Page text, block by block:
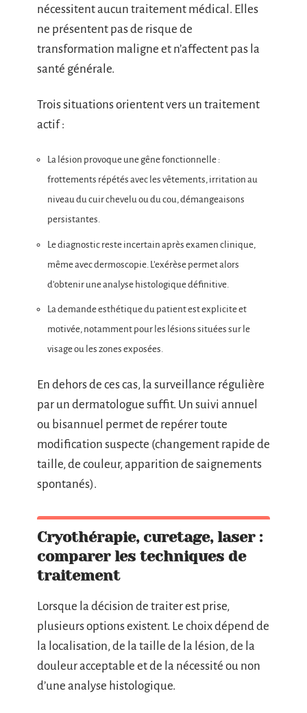
nécessitent aucun traitement médical. Elles
ne présentent pas de risque de
transformation maligne et n’affectent pas la
santé générale.
Trois situations orientent vers un traitement
actif :
La lésion provoque une gêne fonctionnelle :
frottements répétés avec les vêtements, irritation au
niveau du cuir chevelu ou du cou, démangeaisons
persistantes.
Le diagnostic reste incertain après examen clinique,
même avec dermoscopie. L’exérèse permet alors
d’obtenir une analyse histologique définitive.
La demande esthétique du patient est explicite et
motivée, notamment pour les lésions situées sur le
visage ou les zones exposées.
En dehors de ces cas, la surveillance régulière
par un dermatologue suffit. Un suivi annuel
ou bisannuel permet de repérer toute
modification suspecte (changement rapide de
taille, de couleur, apparition de saignements
spontanés).
Cryothérapie, curetage, laser :
comparer les techniques de
traitement
Lorsque la décision de traiter est prise,
plusieurs options existent. Le choix dépend de
la localisation, de la taille de la lésion, de la
douleur acceptable et de la nécessité ou non
d’une analyse histologique.